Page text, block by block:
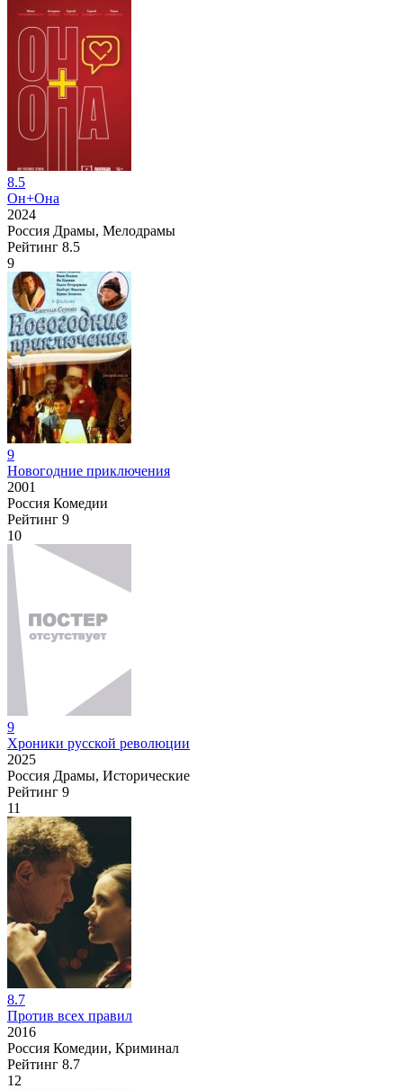
8.5
Он+Она
2024
Россия Драмы, Мелодрамы
Рейтинг 8.5
9
9
Новогодние приключения
2001
Россия Комедии
Рейтинг 9
10
9
Хроники русской революции
2025
Россия Драмы, Исторические
Рейтинг 9
11
8.7
Против всех правил
2016
Россия Комедии, Криминал
Рейтинг 8.7
12